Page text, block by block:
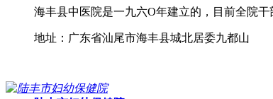
海丰县中医院是一九六O年建立的，目前全院
地址：广东省汕尾市海丰县城北居委九都山